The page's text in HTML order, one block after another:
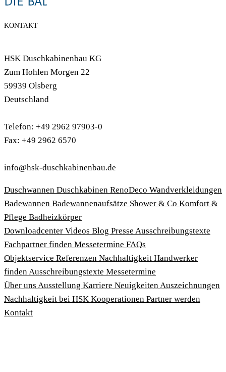
KONTAKT
HSK Duschkabinenbau KG
Zum Hohlen Morgen 22
59939 Olsberg
Deutschland
Telefon: +49 2962 97903-0
Fax: +49 2962 6570
info@hsk-duschkabinenbau.de
Duschwannen Duschkabinen RenoDeco Wandverkleidungen
Badewannen Badewannenaufsätze Shower & Co Komfort &
Pflege Badheizkörper
Download­center Videos Blog Presse Ausschreibungstexte
Fachpartner finden Messetermine FAQs
Objektservice Referenzen Nachhaltigkeit Handwerker
finden Ausschreibungstexte Messetermine
Über uns Ausstellung Karriere Neuigkeiten Auszeichnungen
Nachhaltigkeit bei HSK Kooperationen Partner werden
Kontakt